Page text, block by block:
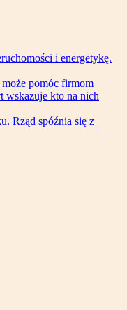
i energetykę.
pomóc firmom
wskazuje kto na nich
Rząd spóźnia się z